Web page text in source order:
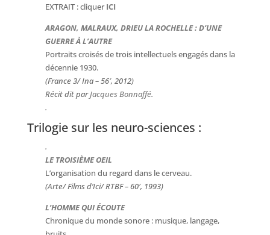
EXTRAIT : cliquerICI
ARAGON, MALRAUX, DRIEU LA ROCHELLE : D’UNE
GUERRE À L’AUTRE
Portraits croisés de trois intellectuels engagés dans la
décennie 1930.
(France 3/ Ina – 56′, 2012)
Récit dit parJacques Bonnaffé.
.
Trilogie sur les neuro-sciences :
.
LE TROISIÈME OEIL
L’organisation du regard dans le cerveau.
(Arte/ Films d’Ici/ RTBF – 60′, 1993)
L’HOMME QUI ÉCOUTE
Chronique du monde sonore : musique, langage,